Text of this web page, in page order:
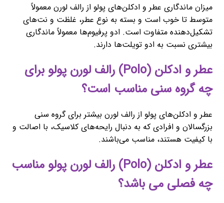
میزان ماندگاری عطر و ادکلن‌های پولو از رالف لورن معمولاً
متوسط تا خوب است و بسته به نوع عطر، غلظت و نت‌های
تشکیل‌دهنده متفاوت است. ادو پرفیوم‌ها معمولاً ماندگاری
بیشتری نسبت به ادو تویلت‌ها دارند.
عطر و ادکلن (Polo) رالف لورن پولو برای
چه گروه سنی مناسب است؟
عطر و ادکلن‌های پولو از رالف لورن بیشتر برای گروه سنی
بزرگسالان و افرادی که به دنبال رایحه‌های کلاسیک، با اصالت و
با کیفیت هستند، مناسب می‌باشند.
عطر و ادکلن (Polo) رالف لورن پولو مناسب
چه فصلی می باشد؟